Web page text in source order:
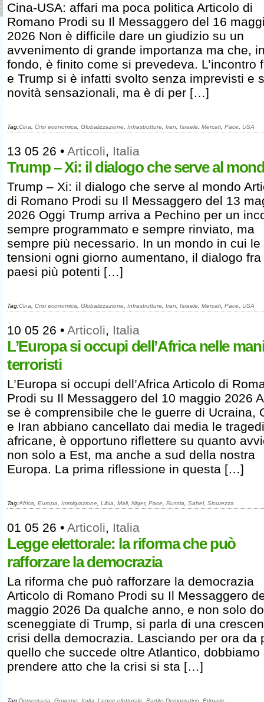
Cina-USA: affari ma poca politica Articolo di
Romano Prodi su Il Messaggero del 16
2026 Non è difficile dare un giudizio su un
avvenimento di grande importanza ma che,
fondo, è finito come si prevedeva. L’incontro
e Trump si è infatti svolto senza imprevisti e
novità sensazionali, ma è di per […]
Tag:Cina Crisi economica Globalizzazione Infrastrutture Iran Israele Mercati, Pace USA
13 05 26 • Articoli, Italia
Trump – Xi: il dialogo che serve al
Trump – Xi: il dialogo che serve al mondo
di Romano Prodi su Il Messaggero del 13
2026 Oggi Trump arriva a Pechino per un
sempre programmato e sempre rinviato, ma
sempre più necessario. In un mondo in cui le
tensioni ogni giorno aumentano, il dialogo fra
paesi più potenti […]
Tag:Cina Crisi economica Globalizzazione Infrastrutture Iran Israele Mercati, Pace USA
10 05 26 • Articoli, Italia
L’Europa si occupi dell’Africa nelle
terroristi
L’Europa si occupi dell’Africa Articolo di
Prodi su Il Messaggero del 10 maggio 2026
se è comprensibile che le guerre di Ucraina,
e Iran abbiano cancellato dai media le
africane, è opportuno riflettere su quanto
non solo a Est, ma anche a sud della nostra
Europa. La prima riflessione in questa […]
Tag:Africa Europa Immigrazione Libia Mali, Niger, Pace Russia Sahel, Sicurezza
01 05 26 • Articoli, Italia
Legge elettorale: la riforma che può
rafforzare la democrazia
La riforma che può rafforzare la democrazia
Articolo di Romano Prodi su Il Messaggero
maggio 2026 Da qualche anno, e non solo
sceneggiate di Trump, si parla di una
crisi della democrazia. Lasciando per ora da
quello che succede oltre Atlantico, dobbiamo
prendere atto che la crisi si sta […]
Tag:Democrazia Governo Italia Legge elettorale Partito Democratico Primarie